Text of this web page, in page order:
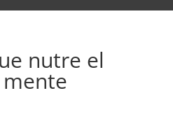
nutre el